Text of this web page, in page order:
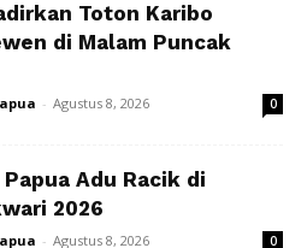
Toton Karibo
di Malam Puncak
- Agustus 8, 2026 0
Adu Racik di
2026
- Agustus 8, 2026 0